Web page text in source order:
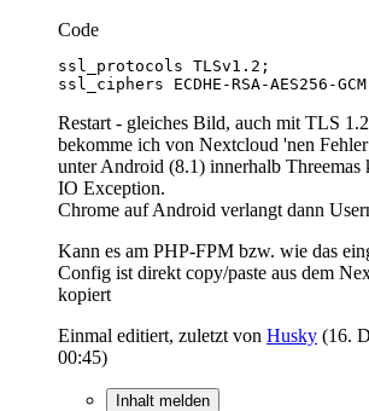
Code
ssl_ciphers ECDHE-RSA-AES256-GCM-
Restart - gleiches Bild, auch mit TLS
bekomme ich von Nextcloud 'nen
unter Android (8.1) innerhalb
IO Exception.
Chrome auf Android verlangt dann
Kann es am PHP-FPM bzw. wie das
Config ist direkt copy/paste aus dem
kopiert
Einmal editiert, zuletzt von Husky (16.
00:45)
Inhalt melden